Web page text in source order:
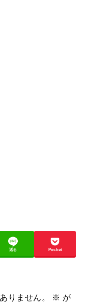
送る Pocket
りません。 ※ が